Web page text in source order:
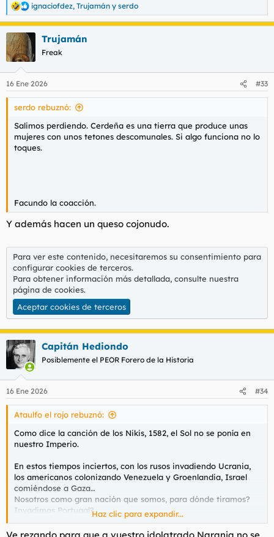
R
e
a
c
c
i
e
s
ignaciofdez, Trujamán y serdo
Trujamán
Freak
16 Ene 2026 #33
serdo rebuznó:
Salimos perdiendo. Cerdeña es una tierra que produce unas
mujeres con unos tetones descomunales. Si algo funciona no lo
toques.
Facundo la coacción.
Y además hacen un queso cojonudo.
Para ver este contenido, necesitaremos su consentimiento para
configurar cookies de terceros.
Para obtener información más detallada, consulte nuestra
página de cookies.
Aceptar cookies de terceros
Capitán Hediondo
Posiblemente el PEOR Forero de la Historia
16 Ene 2026 #34
Ataulfo el rojo rebuznó:
Como dice la canción de los Nikis, 1582, el Sol no se ponía en
nuestro Imperio.
En estos tiempos inciertos, con los rusos invadiendo Ucrania,
los americanos colonizando Venezuela y Groenlandia, Israel
comiéndose a Gaza…
Nosotros como gran nación que somos, para dónde tiramos?
Invadimos Portugal?
Píllamos un trozo de Francia?
Expandimos Ceuta y Melilla aunque se nos llene la cosa más de
Haz clic para expandir...
Ve rezando para que a vuestro idolatrado Naranja no se